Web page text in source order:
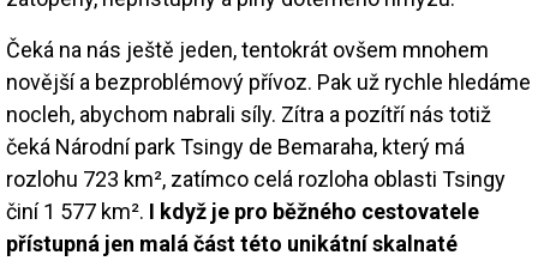
Čeká na nás ještě jeden, tentokrát ovšem mnohem
novější a bezproblémový přívoz. Pak už rychle hledáme
nocleh, abychom nabrali síly. Zítra a pozítří nás totiž
čeká Národní park Tsingy de Bemaraha, který má
rozlohu 723 km², zatímco celá rozloha oblasti Tsingy
činí 1 577 km². I když je pro běžného cestovatele
přístupná jen malá část této unikátní skalnaté